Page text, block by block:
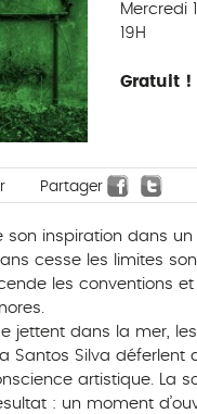
Mercredi
19H
Gratuit !
Partager
son inspiration dans un
cesse les limites
les conventions
jettent dans la mer,
Santos Silva déferlent
artistique. La
: un moment